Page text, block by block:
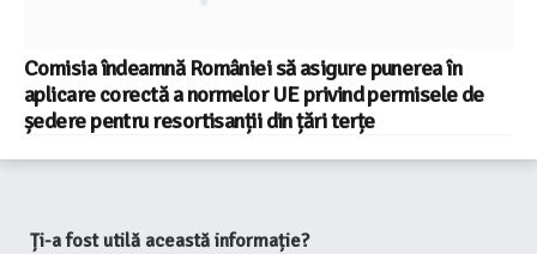
Comisia îndeamnă României să asigure punerea în
aplicare corectă a normelor UE privind permisele de
ședere pentru resortisanții din țări terțe
Ți-a fost utilă această informație?